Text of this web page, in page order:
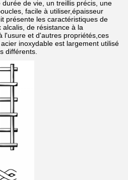
de vie, un treillis précis, une
facile à utiliser,épaisseur
présente les caractéristiques de
de résistance à la
l'usure et d'autres propriétés,ces
inoxydable est largement utilisé
différents.